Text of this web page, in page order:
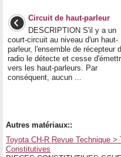
Circuit de haut-parleur
DESCRIPTION S'il y a un
court-circuit au niveau d'un haut-
parleur, l'ensemble de récepteur
radio le détecte et cesse
vers les haut-parleurs. Par
conséquent, aucun ...
Autres matériaux::
Toyota CH-R Revue Technique
Constitutives